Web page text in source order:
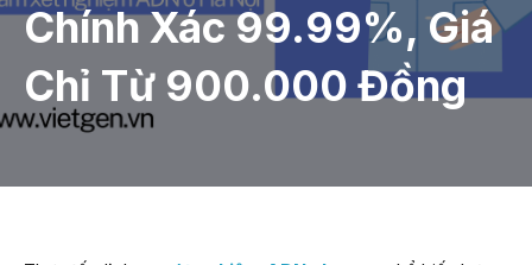
Chính Xác 99.99%, Giá
Chỉ Từ 900.000 Đồng